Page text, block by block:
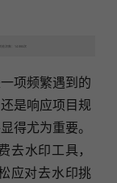
浏览次数：14990次
项频繁遇到的
是响应项目规
得尤为重要。
去水印工具，
应对去水印挑